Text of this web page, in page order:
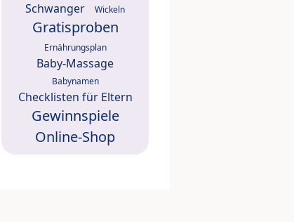
Schwanger Wickeln
Gratisproben
Ernährungsplan
Baby-Massage
Babynamen
Checklisten für Eltern
Gewinnspiele
Online-Shop